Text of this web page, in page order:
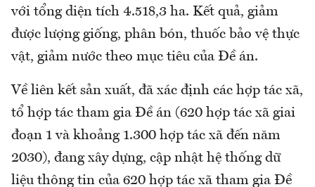
với tổng diện tích 4.518,3 ha. Kết quả, giảm
được lượng giống, phân bón, thuốc bảo vệ thực
vật, giảm nước theo mục tiêu của Đề án.
Về liên kết sản xuất, đã xác định các hợp tác xã,
tổ hợp tác tham gia Đề án (620 hợp tác xã giai
đoạn 1 và khoảng 1.300 hợp tác xã đến năm
2030), đang xây dựng, cập nhật hệ thống dữ
liệu thông tin của 620 hợp tác xã tham gia Đề